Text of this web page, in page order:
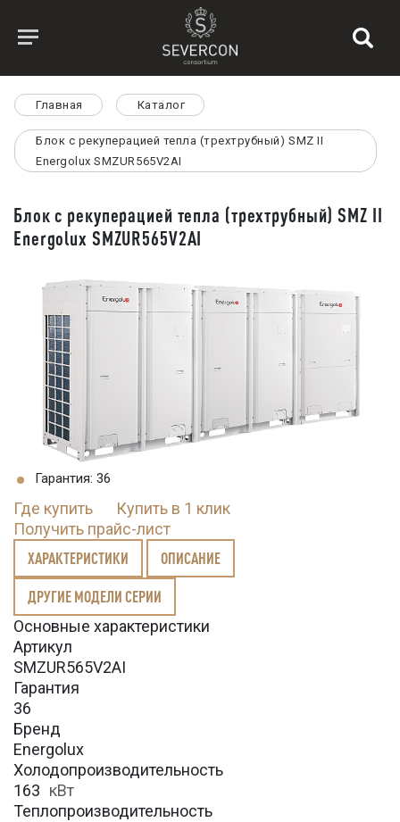
Главная Каталог
Блок с рекуперацией тепла (трехтрубный) SMZ II
Energolux SMZUR565V2AI
Блок с рекуперацией тепла (трехтрубный) SMZ II
Energolux SMZUR565V2AI
Гарантия: 36
Где купить
Купить в 1 клик
Получить прайс-лист
ХАРАКТЕРИСТИКИ ОПИСАНИЕ
ДРУГИЕ МОДЕЛИ СЕРИИ
Основные характеристики
Артикул
SMZUR565V2AI
Гарантия
36
Бренд
Energolux
Холодопроизводительность
163 кВт
Теплопроизводительность